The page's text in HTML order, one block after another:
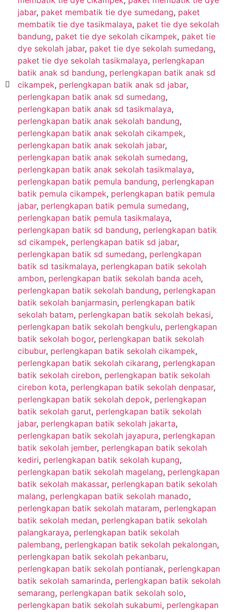
jabar, paket membatik tie dye sumedang, paket
membatik tie dye tasikmalaya, paket tie dye sekolah
bandung, paket tie dye sekolah cikampek, paket tie
dye sekolah jabar, paket tie dye sekolah sumedang,
paket tie dye sekolah tasikmalaya, perlengkapan
batik anak sd bandung, perlengkapan batik anak sd
cikampek, perlengkapan batik anak sd jabar,
perlengkapan batik anak sd sumedang,
perlengkapan batik anak sd tasikmalaya,
perlengkapan batik anak sekolah bandung,
perlengkapan batik anak sekolah cikampek,
perlengkapan batik anak sekolah jabar,
perlengkapan batik anak sekolah sumedang,
perlengkapan batik anak sekolah tasikmalaya,
perlengkapan batik pemula bandung, perlengkapan
batik pemula cikampek, perlengkapan batik pemula
jabar, perlengkapan batik pemula sumedang,
perlengkapan batik pemula tasikmalaya,
perlengkapan batik sd bandung, perlengkapan batik
sd cikampek, perlengkapan batik sd jabar,
perlengkapan batik sd sumedang, perlengkapan
batik sd tasikmalaya, perlengkapan batik sekolah
ambon, perlengkapan batik sekolah banda aceh,
perlengkapan batik sekolah bandung, perlengkapan
batik sekolah banjarmasin, perlengkapan batik
sekolah batam, perlengkapan batik sekolah bekasi,
perlengkapan batik sekolah bengkulu, perlengkapan
batik sekolah bogor, perlengkapan batik sekolah
cibubur, perlengkapan batik sekolah cikampek,
perlengkapan batik sekolah cikarang, perlengkapan
batik sekolah cirebon, perlengkapan batik sekolah
cirebon kota, perlengkapan batik sekolah denpasar,
perlengkapan batik sekolah depok, perlengkapan
batik sekolah garut, perlengkapan batik sekolah
jabar, perlengkapan batik sekolah jakarta,
perlengkapan batik sekolah jayapura, perlengkapan
batik sekolah jember, perlengkapan batik sekolah
kediri, perlengkapan batik sekolah kupang,
perlengkapan batik sekolah magelang, perlengkapan
batik sekolah makassar, perlengkapan batik sekolah
malang, perlengkapan batik sekolah manado,
perlengkapan batik sekolah mataram, perlengkapan
batik sekolah medan, perlengkapan batik sekolah
palangkaraya, perlengkapan batik sekolah
palembang, perlengkapan batik sekolah pekalongan,
perlengkapan batik sekolah pekanbaru,
perlengkapan batik sekolah pontianak, perlengkapan
batik sekolah samarinda, perlengkapan batik sekolah
semarang, perlengkapan batik sekolah solo,
perlengkapan batik sekolah sukabumi, perlengkapan